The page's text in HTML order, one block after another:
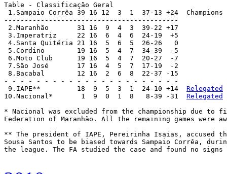
Table - Classificação Geral
1.Sampaio Corrêa 39 16 12  3  1  37-13 +24  Champions
-------------------------------------------
2.Maranhão       31 16  9  4  3  39-22 +17
3.Imperatriz     22 16  6  4  6  24-19  +5
4.Santa Quitéria 21 16  5  6  5  26-26   0
5.Cordino        19 16  5  4  7  34-39  -5
6.Moto Club      19 16  5  4  7  20-27  -7
7.São José       17 16  4  5  7  17-19  -2
8.Bacabal        12 16  2  6  8  22-37 -15
- - - - - - - - - - - - - - - - - - - - - -
9.IAPE**         18  9  5  3  1  24-10 +14 Relegated
10.Nacional*       1  9  0  1  8   8-39 -31 Relegated
* Nacional was excluded from the championship due to
Federation of Maranhão. All the remaining games were
** The president of IAPE, Pereirinha Isaias, accused
Sousa Santos to be biased towards Sampaio Corrêa,
the league. The FA studied the case and found no